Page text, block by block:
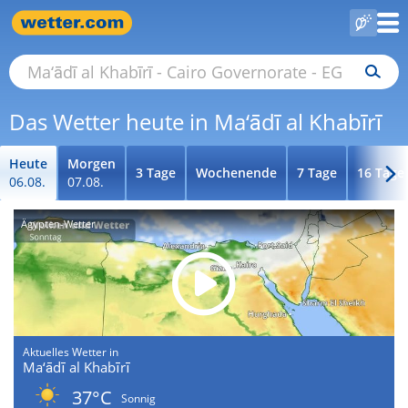
Das Wetter heute in Ma‘ādī al Khabīrī
Heute
06.08.
Morgen
07.08.
3 Tage Wochenende 7 Tage 16 Tage
Ägypten-Wetter
Aktuelles Wetter in
Ma‘ādī al Khabīrī
37°C
Sonnig